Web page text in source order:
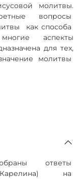
молитвы.
вопросы
как способа
аспекты
для тех,
молитвы
ответы
на